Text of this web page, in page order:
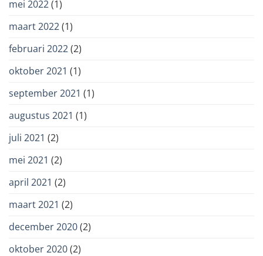
mei 2022(1)
maart 2022(1)
februari 2022(2)
oktober 2021 (1)
september 2021 (1)
augustus 2021 (1)
juli 2021 (2)
mei 2021 (2)
april 2021 (2)
maart 2021 (2)
december 2020(2)
oktober 2020(2)